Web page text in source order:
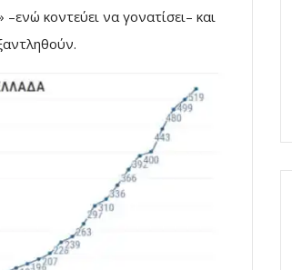
κοντεύει να γονατίσει– και